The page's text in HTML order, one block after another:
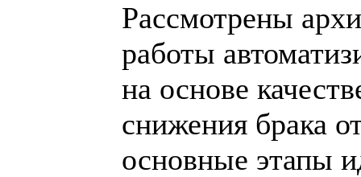
Рассмотрены
работы
на основе
снижения брака
основные этапы